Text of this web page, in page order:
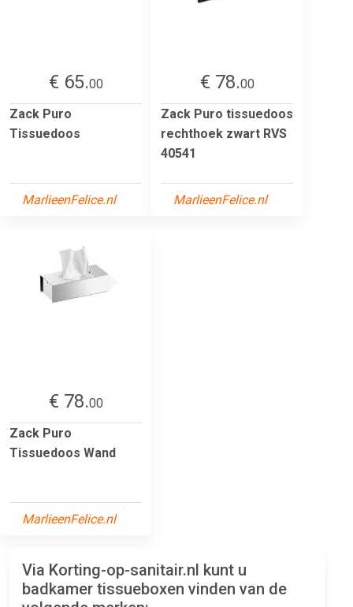
€ 65.00
Zack Puro
Tissuedoos
MarlieenFelice.nl
€ 78.00
Zack Puro tissuedoos
rechthoek zwart RVS
40541
MarlieenFelice.nl
€ 78.00
Zack Puro
Tissuedoos Wand
MarlieenFelice.nl
Via Korting-op-sanitair.nl kunt u
badkamer tissueboxen vinden van de